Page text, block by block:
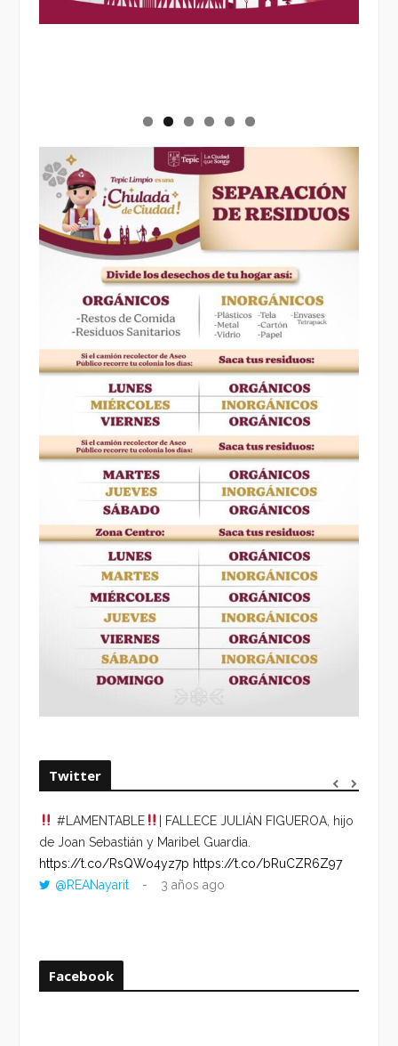
Twitter
#LAMENTABLE
| FALLECE JULIÁN FIGUEROA, hijo
de Joan Sebastián y Maribel Guardia.
https://t.co/RsQWo4yz7p https://t.co/bRuCZR6Z97
@REANayarit
3 años ago
Facebook